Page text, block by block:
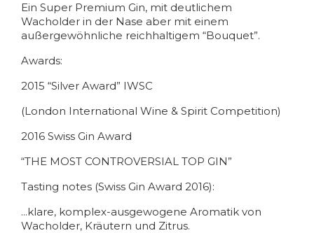
Ein Super Premium Gin, mit deutlichem
Wacholder in der Nase aber mit einem
außergewöhnliche reichhaltigem “Bouquet”.
Awards:
2015 “Silver Award” IWSC
(London International Wine & Spirit Competition)
2016 Swiss Gin Award
“THE MOST CONTROVERSIAL TOP GIN”
Tasting notes (Swiss Gin Award 2016):
...klare, komplex-ausgewogene Aromatik von
Wacholder, Kräutern und Zitrus.